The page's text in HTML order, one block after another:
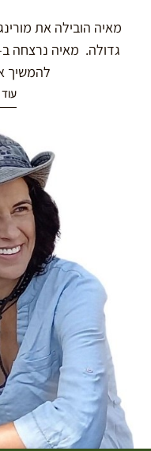
מאיה הובילה את
להמשיך